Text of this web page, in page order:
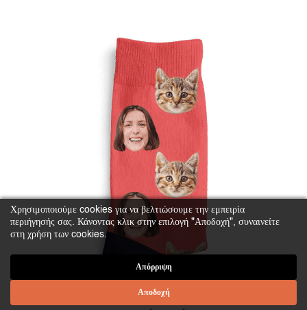
έχει
πολλαπλές
παραλλαγές.
Οι
επιλογές
μπορούν
να
επιλεγούν
στη
σελίδα
του
προϊόντος
Χρησιμοποιούμε cookies για να βελτιώσουμε την εμπειρία
περιήγησής σας. Κάνοντας κλικ στην επιλογή "Αποδοχή", συναινείτε
στη χρήση των cookies.
Απόρριψη
Αποδοχή